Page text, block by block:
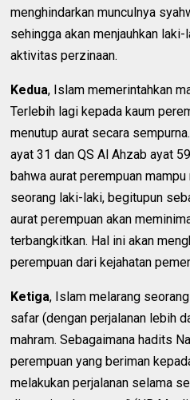
menghindarkan munculnya
sehingga akan menjauhkan
aktivitas perzinaan.
Kedua, Islam memerintahkan
Terlebih lagi kepada kaum
menutup aurat secara
ayat 31 dan QS Al Ahzab ayat
bahwa aurat perempuan
seorang laki-laki, begitupun
aurat perempuan akan
terbangkitkan. Hal ini akan
perempuan dari kejahatan
Ketiga, Islam melarang
safar (dengan perjalanan lebih
mahram. Sebagaimana hadits
perempuan yang beriman
melakukan perjalanan selama